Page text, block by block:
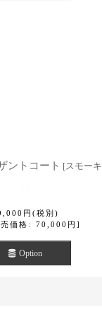
ントコート [スモー
円 (税別)
価格 : 70,000 円 ]
Option